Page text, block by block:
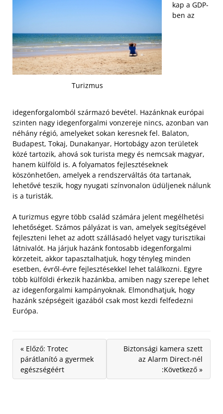
Turizmus
kap a GDP-
ben az
idegenforgalomból származó bevétel. Hazánknak európai
szinten nagy idegenforgalmi vonzereje nincs, azonban van
néhány régió, amelyeket sokan keresnek fel. Balaton,
Budapest, Tokaj, Dunakanyar, Hortobágy azon területek
közé tartozik, ahová sok turista megy és nemcsak magyar,
hanem külföld is. A folyamatos fejlesztéseknek
köszönhetően, amelyek a rendszerváltás óta tartanak,
lehetővé teszik, hogy nyugati színvonalon üdüljenek nálunk
is a turisták.
A turizmus egyre több család számára jelent megélhetési
lehetőséget. Számos pályázat is van, amelyek segítségével
fejleszteni lehet az adott szállásadó helyet vagy turisztikai
látnivalót. Ha járjuk hazánk fontosabb idegenforgalmi
körzeteit, akkor tapasztalhatjuk, hogy tényleg minden
esetben, évről-évre fejlesztésekkel lehet találkozni. Egyre
több külföldi érkezik hazánkba, amiben nagy szerepe lehet
az idegenforgalmi kampányoknak. Elmondhatjuk, hogy
hazánk szépségeit igazából csak most kezdi felfedezni
Európa.
« Előző: Trotec
párátlanító a gyermek
egészségéért
Biztonsági kamera szett
az Alarm Direct-nél
:Következő »